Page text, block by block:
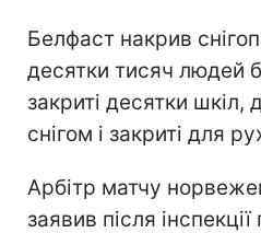
Белфаст накрив
десятки тисяч людей
закриті десятки шкіл,
снігом і закриті для
Арбітр матчу
заявив після